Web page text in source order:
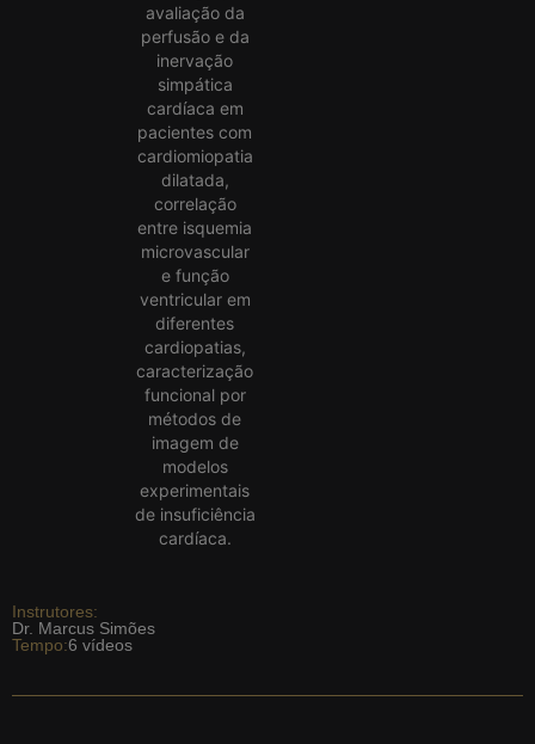
avaliação da
perfusão e da
inervação
simpática
cardíaca em
pacientes com
cardiomiopatia
dilatada,
correlação
entre isquemia
microvascular
e função
ventricular em
diferentes
cardiopatias,
caracterização
funcional por
métodos de
imagem de
modelos
experimentais
de insuficiência
cardíaca.
Instrutores:
Dr. Marcus Simões
Tempo:6 vídeos